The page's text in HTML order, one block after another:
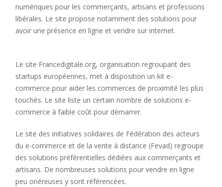
numériques pour les commerçants, artisans et professions
libérales. Le site propose notamment des solutions pour
avoir une présence en ligne et vendre sur internet.
Le site Francedigitale.org, organisation regroupant des
startups européennes, met à disposition un kit e-
commerce pour aider les commerces de proximité les plus
touchés. Le site liste un certain nombre de solutions e-
commerce à faible coût pour démarrer.
Le site des initiatives solidaires de Fédération des acteurs
du e-commerce et de la vente à distance (Fevad) regroupe
des solutions préférentielles dédiées aux commerçants et
artisans. De nombreuses solutions pour vendre en ligne
peu onéreuses y sont référencées.